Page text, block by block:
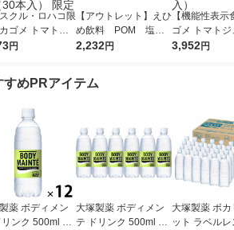
スクル・ロハコ限
ゴメ トマトジ
食塩無添加 20
円
【アウトレット】えひ
め飲料 POM 塩と
夏みかん 490ml 1
2,232円
【機能性表示
ゴメ トマト
食塩無添加 ラ
3,952円
めPRアイテム
薬 ボディメン
リンク 500ml 1
大塚製薬 ボディメン
テ ドリンク 500ml 1
大塚製薬 ポ
ット ラベル